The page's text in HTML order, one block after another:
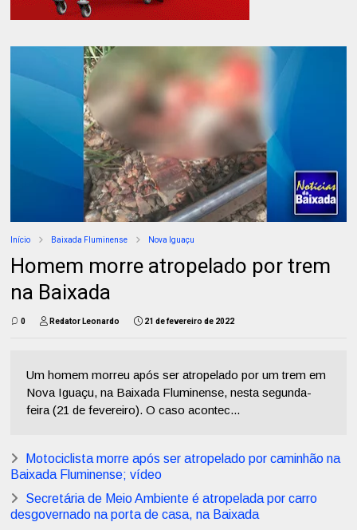
Início Baixada Fluminense Nova Iguaçu
Homem morre atropelado por trem
na Baixada
0 Redator Leonardo 21 de fevereiro de 2022
Um homem morreu após ser atropelado por um trem em
Nova Iguaçu, na Baixada Fluminense, nesta segunda-
feira (21 de fevereiro). O caso acontec...
Motociclista morre após ser atropelado por caminhão na
Baixada Fluminense; vídeo
Secretária de Meio Ambiente é atropelada por carro
desgovernado na porta de casa, na Baixada